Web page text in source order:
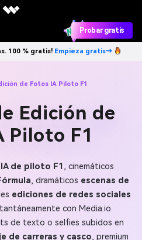
Probar gratis
100 % gratis! Empieza gratis→
de Fotos IA Piloto F1
Edición de
Piloto F1
de piloto F1 , cinemáticos
, dramáticos escenas de
ediciones de redes sociales
con Media.io.
de texto o selfies subidos en
de carreras y casco, premium